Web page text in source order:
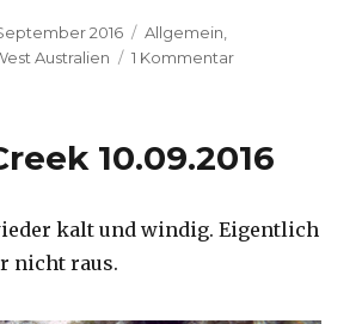
2016 Kategorien
Allgemein
Australien 1 Kommentarzu
10.09.2016
kalt und windig. Eigentlich
nicht raus.